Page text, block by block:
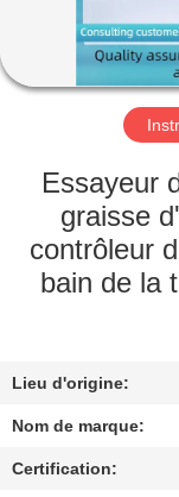
SUJET
DE
NOUS
VISITE
D'USINE
NOUS
Essayeur
graisse
contrôleur
bain de la
Lieu d'origine:
Nom de marque:
Certification: